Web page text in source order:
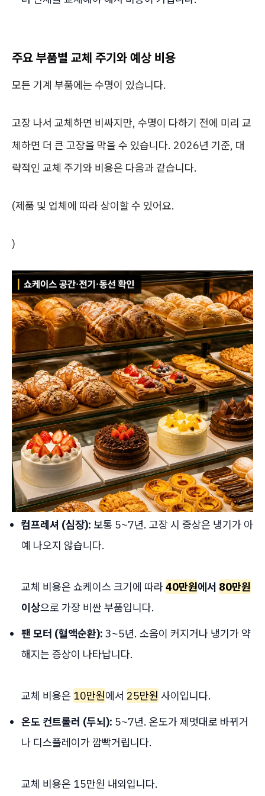
주요 부품별 교체 주기와 예상 비용
모든 기계 부품에는 수명이 있습니다.
고장 나서 교체하면 비싸지만, 수명이 다하기 전에 미리 교
체하면 더 큰 고장을 막을 수 있습니다. 2026년 기준, 대
략적인 교체 주기와 비용은 다음과 같습니다.
(제품 및 업체에 따라 상이할 수 있어요.
)
컴프레셔 (심장): 보통 5~7년. 고장 시 증상은 냉기가 아
예 나오지 않습니다.
교체 비용은 쇼케이스 크기에 따라40만원에서 80만원
이상으로 가장 비싼 부품입니다.
팬 모터 (혈액순환): 3~5년. 소음이 커지거나 냉기가 약
해지는 증상이 나타납니다.
교체 비용은 10만원에서 25만원 사이입니다.
온도 컨트롤러 (두뇌): 5~7년. 온도가 제멋대로 바뀌거
나 디스플레이가 깜빡거립니다.
교체 비용은 15만원 내외입니다.